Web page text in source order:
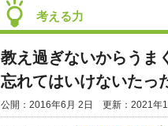
考える力
教え過ぎないからうま
忘れてはいけないたっ
公開：2016年6月 2日 更新：2021年1